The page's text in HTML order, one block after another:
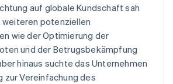
auf globale Kundschaft sah
weiteren potenziellen
wie der Optimierung der
und der Betrugsbekämpfung
hinaus suchte das Unternehmen
zur Vereinfachung des